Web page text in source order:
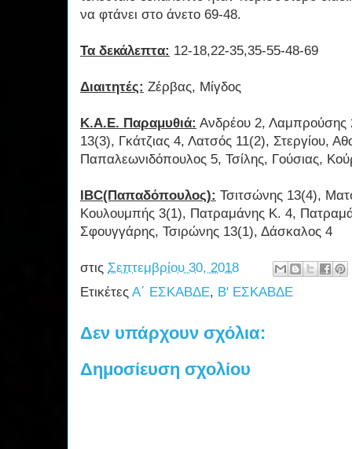
να φτάνει στο άνετο 69-48.
Τα δεκάλεπτα: 12-18,22-35,35-55-48-69
Διαιτητές: Ζέρβας, Μίγδος
Κ.Α.Ε. Παραμυθιά: Ανδρέου 2, Λαμπρούσης
13(3), Γκάτζιας 4, Λατσός 11(2), Στεργίου,
Παπαλεωνιδόπουλος 5, Τσίλης, Γούσιας,
IBC(Παπαδόπουλος): Τσιτσώνης 13(4),
Κουλουμπής 3(1), Πατραμάνης Κ. 4,
Σφουγγάρης, Τσιρώνης 13(1), Δάσκαλος 4
στις Σεπτεμβρίου 30, 2018
Ετικέτες Α΄ ΕΣΚΑΒΔΕ, Β' ΕΣΚΑΒΔΕ
Δεν υπάρχουν σχόλια:
Δημοσίευση σχολίου